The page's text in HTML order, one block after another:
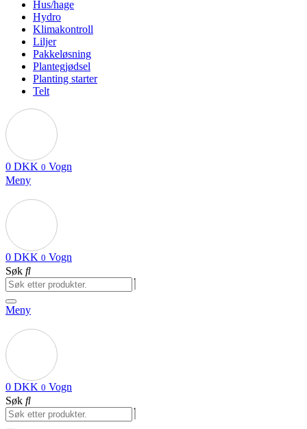
Hus/hage
Hydro
Klimakontroll
Liljer
Pakkeløsning
Plantegjødsel
Planting starter
Telt
0 DKK 0 Vogn
Meny
0 DKK 0 Vogn
Søk
Meny
0 DKK 0 Vogn
Søk